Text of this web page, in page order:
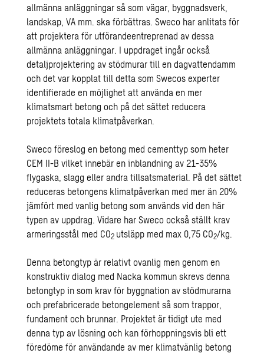
allmänna anläggningar så som vägar, byggnadsverk,
landskap, VA mm. ska förbättras. Sweco har anlitats för
att projektera för utförandeentreprenad av dessa
allmänna anläggningar. I uppdraget ingår också
detaljprojektering av stödmurar till en dagvattendamm
och det var kopplat till detta som Swecos experter
identifierade en möjlighet att använda en mer
klimatsmart betong och på det sättet reducera
projektets totala klimatpåverkan.
Sweco föreslog en betong med cementtyp som heter
CEM II-B vilket innebär en inblandning av 21-35%
flygaska, slagg eller andra tillsatsmaterial. På det sättet
reduceras betongens klimatpåverkan med mer än 20%
jämfört med vanlig betong som används vid den här
typen av uppdrag. Vidare har Sweco också ställt krav
armeringsstål med CO2 utsläpp med max 0,75 CO2/kg.
Denna betongtyp är relativt ovanlig men genom en
konstruktiv dialog med Nacka kommun skrevs denna
betongtyp in som krav för byggnation av stödmurarna
och prefabricerade betongelement så som trappor,
fundament och brunnar. Projektet är tidigt ute med
denna typ av lösning och kan förhoppningsvis bli ett
föredöme för användande av mer klimatvänlig betong